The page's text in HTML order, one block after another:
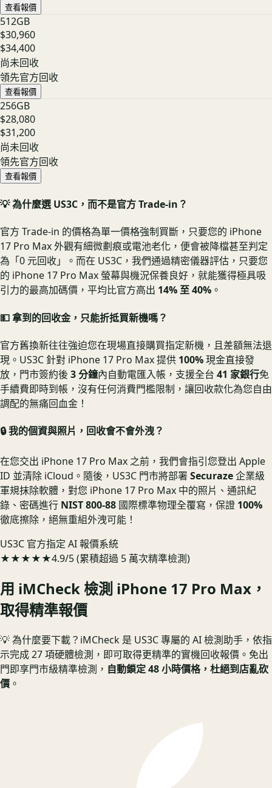
查看報價
512GB
$30,960
$34,400
尚未回收
領先官方回收
查看報價
256GB
$28,080
$31,200
尚未回收
領先官方回收
查看報價
💡 為什麼選 US3C，而不是官方 Trade-in？
官方 Trade-in 的價格為單一價格強制買斷，只要您的 iPhone
17 Pro Max 外觀有細微劃痕或電池老化，便會被降檔甚至判定
為「0 元回收」。而在 US3C，我們通過精密儀器評估，只要您
的 iPhone 17 Pro Max 螢幕與機況保養良好，就能獲得極具吸
引力的最高加碼價，平均比官方高出 14% 至 40% 。
💵 拿到的回收金，只能折抵買新機嗎？
官方舊換新往往強迫您在現場直接購買指定新機，且差額無法退
現。US3C 針對 iPhone 17 Pro Max 提供 100%現金直接發
放，門市簽約後 3 分鐘內自動電匯入帳，支援全台 41 家銀行免
手續費即時到帳，沒有任何消費門檻限制，讓回收款化為您自由
調配的無痛回血金！
🔒 我的個資與照片，回收會不會外洩？
在您交出 iPhone 17 Pro Max 之前，我們會指引您登出 Apple
ID 並清除 iCloud。隨後，US3C 門市將部署Securaze企業級
軍規抹除軟體，對您 iPhone 17 Pro Max 中的照片、通訊紀
錄、密碼進行 NIST 800-88 國際標準物理全覆寫，保證 100%
徹底擦除，絕無重組外洩可能！
US3C 官方指定 AI 報價系統
★★★★★4.9/5 (累積超過 5 萬次精準檢測)
用 iMCheck 檢測 iPhone 17 Pro Max ，
取得精準報價
💡 為什麼要下載？ iMCheck 是 US3C 專屬的 AI 檢測助手，依指
示完成 27 項硬體檢測，即可取得更精準的實機回收報價。 免出
門即享門市級精準檢測， 自動鎖定 48 小時價格，杜絕到店亂砍
價 。